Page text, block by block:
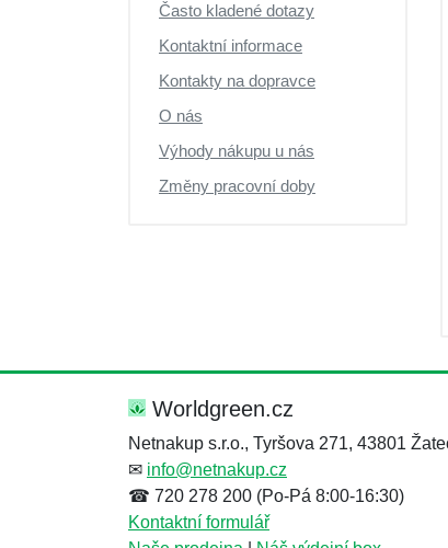
Výprodej
Často kladené dotazy
Kontaktní informace
Kontakty na dopravce
O nás
Výhody nákupu u nás
Změny pracovní doby
Worldgreen.cz
Netnakup s.r.o., Tyršova 271, 43801
✉ info@netnakup.cz
☎ 720 278 200 (Po-Pá 8:00-16:30)
Kontaktní formulář